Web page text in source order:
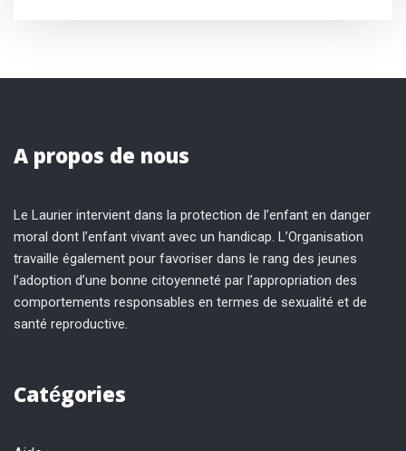
A propos de nous
Le Laurier intervient dans la protection de l’enfant en danger
moral dont l’enfant vivant avec un handicap. L’Organisation
travaille également pour favoriser dans le rang des jeunes
l’adoption d’une bonne citoyenneté par l’appropriation des
comportements responsables en termes de sexualité et de
santé reproductive.
Catégories